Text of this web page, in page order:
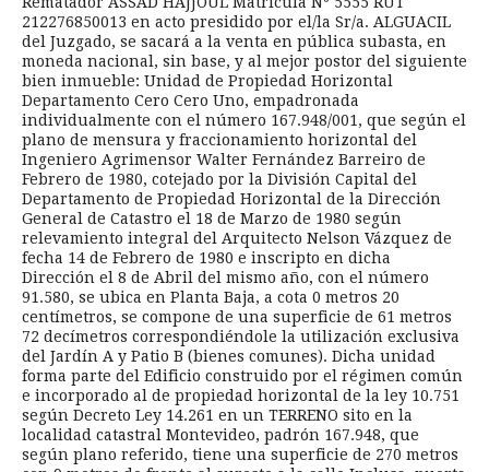
212276850013 en acto presidido por el/la Sr/a. ALGUACIL
del Juzgado, se sacará a la venta en pública subasta, en
moneda nacional, sin base, y al mejor postor del siguiente
bien inmueble: Unidad de Propiedad Horizontal
Departamento Cero Cero Uno, empadronada
individualmente con el número 167.948/001, que según el
plano de mensura y fraccionamiento horizontal del
Ingeniero Agrimensor Walter Fernández Barreiro de
Febrero de 1980, cotejado por la División Capital del
Departamento de Propiedad Horizontal de la Dirección
General de Catastro el 18 de Marzo de 1980 según
relevamiento integral del Arquitecto Nelson Vázquez de
fecha 14 de Febrero de 1980 e inscripto en dicha
Dirección el 8 de Abril del mismo año, con el número
91.580, se ubica en Planta Baja, a cota 0 metros 20
centímetros, se compone de una superficie de 61 metros
72 decímetros correspondiéndole la utilización exclusiva
del Jardín A y Patio B (bienes comunes). Dicha unidad
forma parte del Edificio construido por el régimen común
e incorporado al de propiedad horizontal de la ley 10.751
según Decreto Ley 14.261 en un TERRENO sito en la
localidad catastral Montevideo, padrón 167.948, que
según plano referido, tiene una superficie de 270 metros